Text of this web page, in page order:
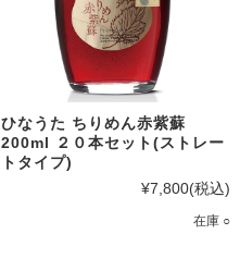
ひなうた ちりめん赤紫蘇
200ml ２０本セット(ストレー
トタイプ)
¥7,800(税込)
在庫 ○